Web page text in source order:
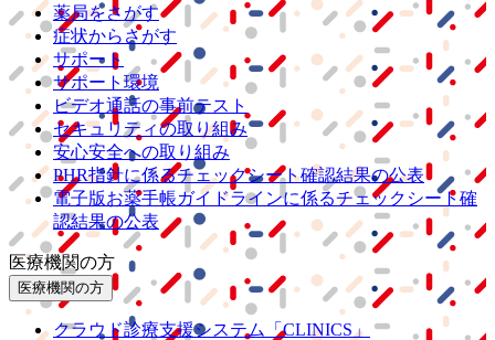
薬局をさがす
症状からさがす
サポート
サポート環境
ビデオ通話の事前テスト
セキュリティの取り組み
安心安全への取り組み
PHR指針に係るチェックシート確認結果の公表
電子版お薬手帳ガイドラインに係るチェックシート確
認結果の公表
医療機関の方
医療機関の方
クラウド診療支援システム
「CLINICS」